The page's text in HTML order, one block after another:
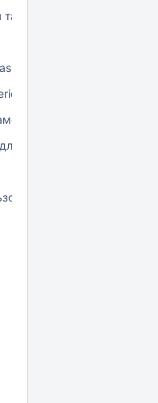
планов
модуля Internet+
модуля Internet+
шейпера
операции